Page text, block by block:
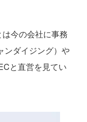
今の会社に事務
ンダイジング）や
と直営を見てい